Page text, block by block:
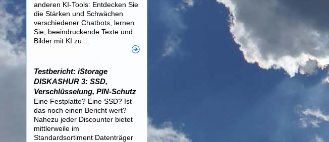
anderen KI-Tools: Entdecken Sie
die Stärken und Schwächen
verschiedener Chatbots, lernen
Sie, beeindruckende Texte und
Bilder mit KI zu ...
Testbericht: iStorage
DISKASHUR 3: SSD,
Verschlüsselung, PIN-Schutz
Eine Festplatte? Eine SSD? Ist
das noch einen Bericht wert?
Nahezu jeder Discounter bietet
mittlerweile im
Standardsortiment Datenträger